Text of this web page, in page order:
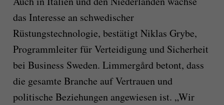
das Interesse an schwedischer
Rüstungstechnologie, bestätigt Niklas Grybe,
Programmleiter für Verteidigung und Sicherheit
bei Business Sweden. Limmergård betont, dass
die gesamte Branche auf Vertrauen und
politische Beziehungen angewiesen ist. „Wir